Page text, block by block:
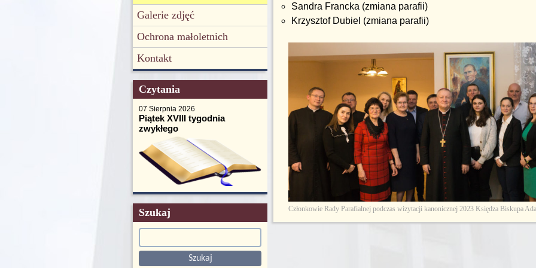
Galerie zdjęć
Ochrona małoletnich
Kontakt
Czytania
07 Sierpnia 2026
Piątek XVIII tygodnia
zwykłego
Szukaj
Sandra Francka (zmiana parafii)
Krzysztof Dubiel (zmiana parafii)
Członkowie Rady Parafialnej podczas wizytacji kanonicznej 2023 Księdza Biskupa